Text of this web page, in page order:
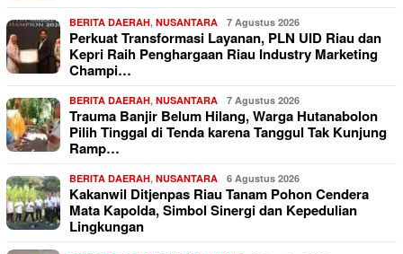
BERITA DAERAH, NUSANTARA 7 Agustus 2026
Perkuat Transformasi Layanan, PLN UID Riau dan
Kepri Raih Penghargaan Riau Industry Marketing
Champi…
BERITA DAERAH, NUSANTARA 7 Agustus 2026
Trauma Banjir Belum Hilang, Warga Hutanabolon
Pilih Tinggal di Tenda karena Tanggul Tak Kunjung
Ramp…
BERITA DAERAH, NUSANTARA 6 Agustus 2026
Kakanwil Ditjenpas Riau Tanam Pohon Cendera
Mata Kapolda, Simbol Sinergi dan Kepedulian
Lingkungan